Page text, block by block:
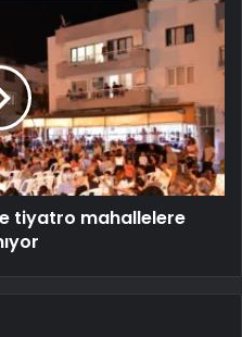
tiyatro mahallelere